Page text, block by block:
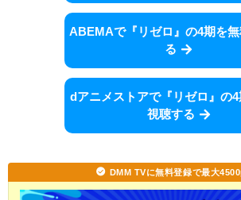
ABEMAで『リゼロ』の4期を
る
dアニメストアで『リゼロ』の
視聴する
DMM TVに無料登録で最大